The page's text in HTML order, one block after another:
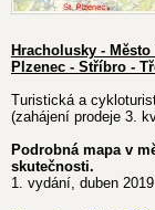
Hracholusky -
Plzenec - Stříbro -
Turistická a
(zahájení prodeje 3.
Podrobná mapa v
skutečnosti.
1. vydání, duben 2019